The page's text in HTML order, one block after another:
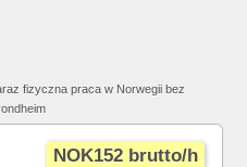
fizyczna praca w Norwegii bez
NOK152 brutto/h